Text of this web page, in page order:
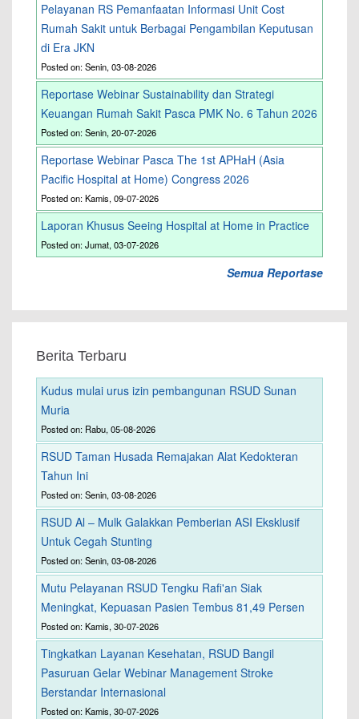
Pelayanan RS Pemanfaatan Informasi Unit Cost
Rumah Sakit untuk Berbagai Pengambilan Keputusan
di Era JKN
Posted on: Senin, 03-08-2026
Reportase Webinar Sustainability dan Strategi
Keuangan Rumah Sakit Pasca PMK No. 6 Tahun 2026
Posted on: Senin, 20-07-2026
Reportase Webinar Pasca The 1st APHaH (Asia
Pacific Hospital at Home) Congress 2026
Posted on: Kamis, 09-07-2026
Laporan Khusus Seeing Hospital at Home in Practice
Posted on: Jumat, 03-07-2026
Semua Reportase
Berita Terbaru
Kudus mulai urus izin pembangunan RSUD Sunan
Muria
Posted on: Rabu, 05-08-2026
RSUD Taman Husada Remajakan Alat Kedokteran
Tahun Ini
Posted on: Senin, 03-08-2026
RSUD Al – Mulk Galakkan Pemberian ASI Eksklusif
Untuk Cegah Stunting
Posted on: Senin, 03-08-2026
Mutu Pelayanan RSUD Tengku Rafi'an Siak
Meningkat, Kepuasan Pasien Tembus 81,49 Persen
Posted on: Kamis, 30-07-2026
Tingkatkan Layanan Kesehatan, RSUD Bangil
Pasuruan Gelar Webinar Management Stroke
Berstandar Internasional
Posted on: Kamis, 30-07-2026